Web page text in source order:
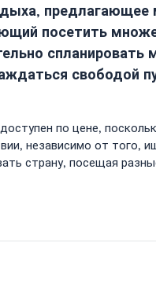
посетить
свободой
по цене,
независимо от
страну, посещая